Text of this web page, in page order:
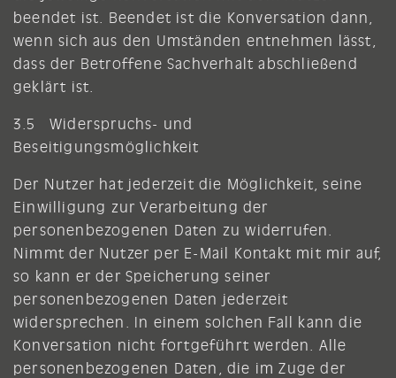
beendet ist. Beendet ist die Konversation dann,
wenn sich aus den Umständen entnehmen lässt,
dass der Betroffene Sachverhalt abschließend
geklärt ist.
3.5 Widerspruchs- und
Beseitigungsmöglichkeit
Der Nutzer hat jederzeit die Möglichkeit, seine
Einwilligung zur Verarbeitung der
personenbezogenen Daten zu widerrufen.
Nimmt der Nutzer per E-Mail Kontakt mit mir auf,
so kann er der Speicherung seiner
personenbezogenen Daten jederzeit
widersprechen. In einem solchen Fall kann die
Konversation nicht fortgeführt werden. Alle
personenbezogenen Daten, die im Zuge der